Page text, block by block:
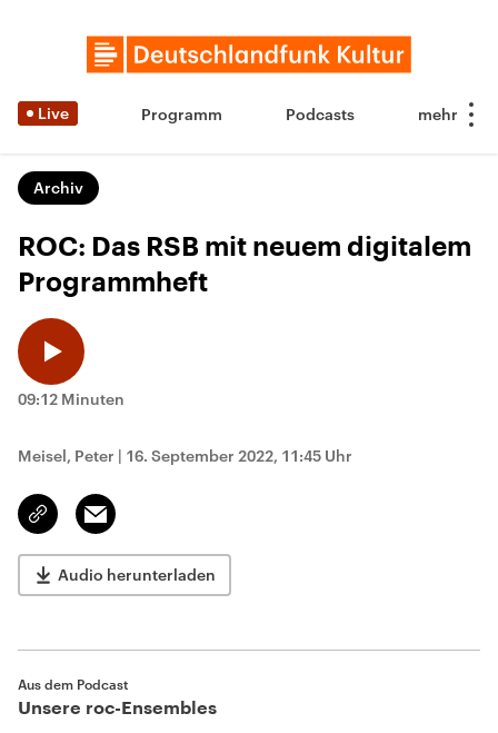
Live Programm Podcasts
Archiv
ROC: Das RSB mit neuem digitalem
Programmheft
09:12 Minuten
Meisel, Peter | 16. September 2022, 11:45 Uhr
Link
kopieren/teilen
Email
Audio herunterladen
Aus dem Podcast
Unsere roc-Ensembles